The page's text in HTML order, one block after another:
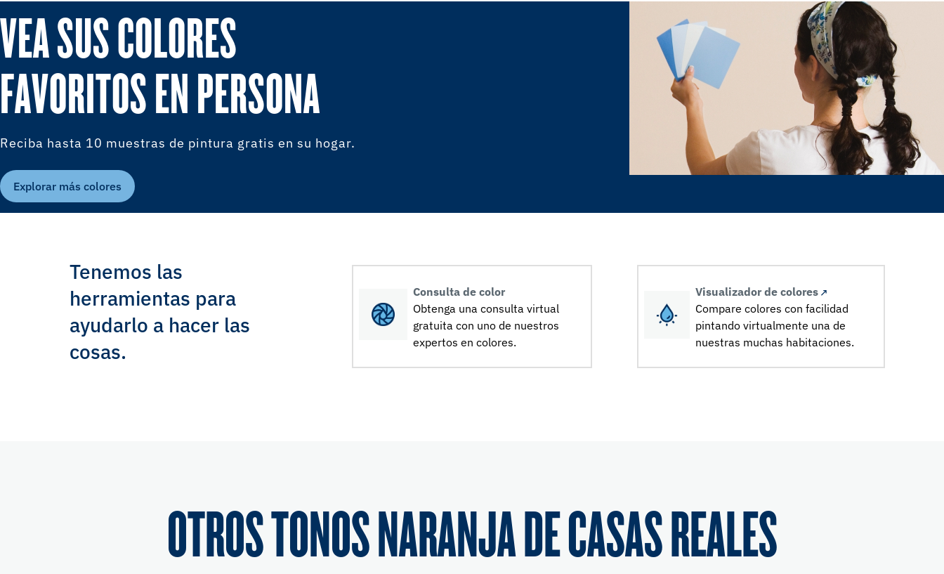
VEA SUS COLORES
FAVORITOS EN PERSONA
Reciba hasta 10 muestras de pintura gratis en su hogar.
Explorar más colores
Tenemos las
herramientas para
ayudarlo a hacer las
cosas.
Consulta de color
Obtenga una consulta virtual
gratuita con uno de nuestros
expertos en colores.
Visualizador de colores
Compare colores con facilidad
pintando virtualmente una de
nuestras muchas habitaciones.
OTROS TONOS NARANJA DE CASAS REALES